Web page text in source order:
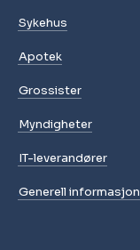
Sykehus
Apotek
Grossister
Myndigheter
IT-leverandører
Generell informasjon